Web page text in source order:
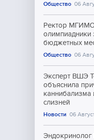
Общество 06
Ректор
олимпиадники
бюджетных
Общество 06
Эксперт ВШЭ
объяснила
каннибализма
слизней
Новости 06
Эндокринолог